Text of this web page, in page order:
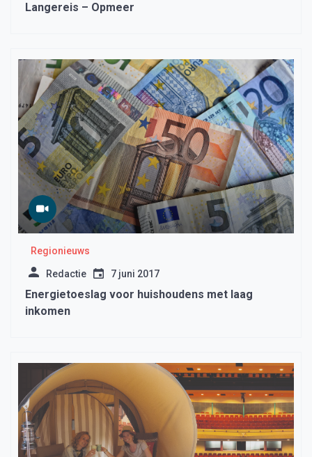
Langereis – Opmeer
Regionieuws
Redactie 7 juni 2017
Energietoeslag voor huishoudens met laag
inkomen